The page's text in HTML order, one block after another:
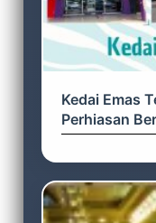
Kedai Emas
Perhiasan